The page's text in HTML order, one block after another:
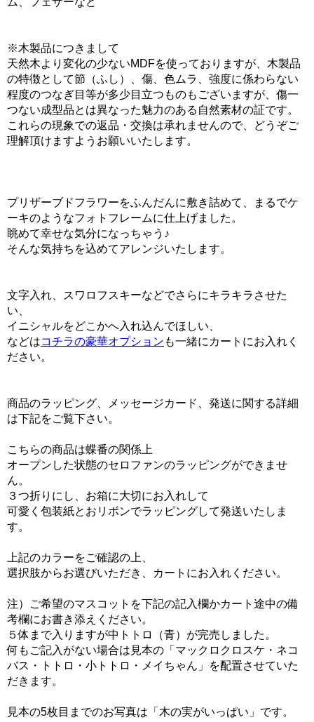
※木製品につきまして
天然木より変化の少ないMDFを使っておりますが、木製品
の特徴として節（ふし）、傷、色ムラ、強度に係わらない
程度のつなぎ目等が多少目立つものもございますが、傷一
つない成型品とは異なった魅力のある自然素材の証です。
これらの現象での返品・交換は承れませんので、どうぞご
理解頂けますようお願いいたします。
プリザーブドフラワーをふんだんに敷き詰めて、まるでケ
ーキのようなフォトフレームに仕上げました。
眺めて幸せな気分になっちゃう♪
そんな気持ちを込めてアレンジいたします。
文字入れ、スワロフスキーなどでさらにキラキラさせた
い、
イニシャルをどこかへ入れ込んでほしい、
などはコチラの豪華オプション も一緒にカートにお入れく
ださい。
商品のラッピング、メッセージカード、発送に関する詳細
は下記をご覧下さい。
こちらの商品は蝶番の関係上
オープンした状態のセロファンのラッピングができませ
ん。
３つ折りにし、お箱に大切にお入れして
可愛く包装紙とおリボンでラッピングして発送いたしま
す。
上記のカラーをご確認の上、
選択肢からお選びいただき、カートにお入れください。
注）ご希望のマスコットを下記の記入欄かカート途中の備
考欄にお書き添えください。
５体まで入りますが中トトロ（青）が完売しました。
何もご記入がない場合は見本の「マックロクロスケ・ネコ
バス・トトロ・小トトロ・メイちゃん」を配置させていた
だきます。
見本の5枚目までのお写真は「木の実がいっぱい」です。